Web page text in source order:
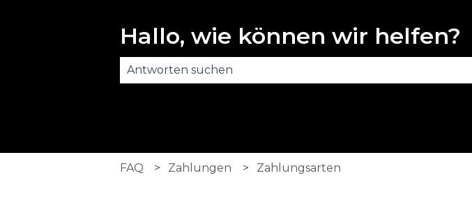
Hallo, wie können wir helfen?
FAQ Zahlungen Zahlungsarten